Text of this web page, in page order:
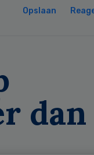
Opslaan